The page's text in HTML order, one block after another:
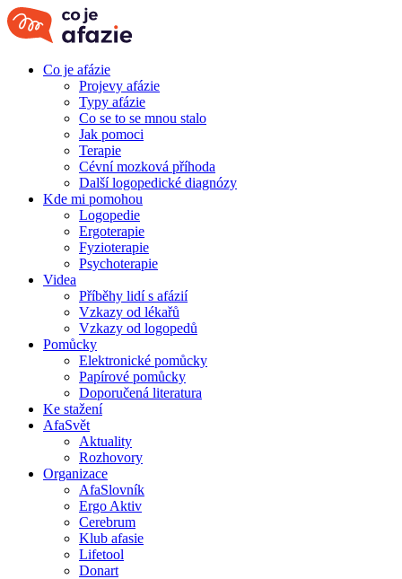
Co je afázie
Projevy afázie
Typy afázie
Co se to se mnou stalo
Jak pomoci
Terapie
Cévní mozková příhoda
Další logopedické diagnózy
Kde mi pomohou
Logopedie
Ergoterapie
Fyzioterapie
Psychoterapie
Videa
Příběhy lidí s afázií
Vzkazy od lékařů
Vzkazy od logopedů
Pomůcky
Elektronické pomůcky
Papírové pomůcky
Doporučená literatura
Ke stažení
AfaSvět
Aktuality
Rozhovory
Organizace
AfaSlovník
Ergo Aktiv
Cerebrum
Klub afasie
Lifetool
Donart